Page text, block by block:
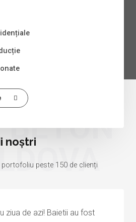
noștri
peste 150 de clienți
ziua de azi! Baietii au fost